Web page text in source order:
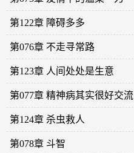
第122章 障碍多多
第076章 不走寻常路
第123章 人间处处是生意
第077章 精神病其实很好交流
第124章 杀虫救人
第078章 斗智